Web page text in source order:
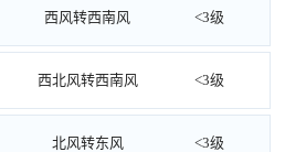
西风转西南风 <3级
西北风转西南风 <3级
北风转东风 <3级